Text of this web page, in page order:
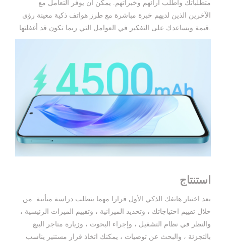
متطلباتك واطلب آرائهم وخبراتهم. يمكن أن يوفر التعامل مع
الآخرين الذين لديهم خبرة مباشرة مع طرز هواتف ذكية معينة رؤى
استنتاج
يعد اختيار هاتفك الذكي الأول قرارا مهما يتطلب دراسة متأنية. من
خلال تقييم احتياجاتك ، وتحديد الميزانية ، وتقييم الميزات الرئيسية ،
والنظر في نظام التشغيل ، وإجراء البحوث ، وزيارة متاجر البيع
بالتجزئة ، والبحث عن توصيات ، يمكنك اتخاذ قرار مستنير يناسب